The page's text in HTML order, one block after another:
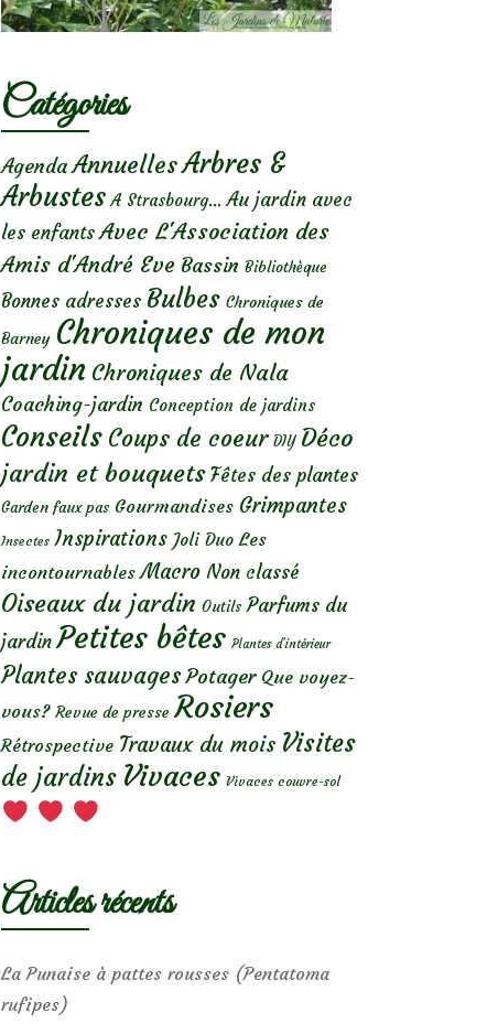
Catégories
Agenda AnnuellesArbres &
Arbustes A Strasbourg... Au jardin avec
les enfants Avec L'Association des
Amis d'André Eve Bassin Bibliothèque
Bonnes adresses Bulbes Chroniques de
Barney Chroniques de mon
jardin Chroniques de Nala
Coaching-jardin Conception de jardins
Conseils Coups de coeur DIY Déco
jardin et bouquets Fêtes des plantes
Garden faux pas Gourmandises Grimpantes
Insectes Inspirations Joli Duo Les
incontournables Macro Non classé
Oiseaux du jardin Outils Parfums du
jardin Petites bêtes Plantes d’intérieur
Plantes sauvages Potager Que voyez-
vous? Revue de presse Rosiers
Rétrospective Travaux du mois Visites
de jardins Vivaces Vivaces couvre-sol
Articles récents
La Punaise à pattes rousses (Pentatoma
rufipes)